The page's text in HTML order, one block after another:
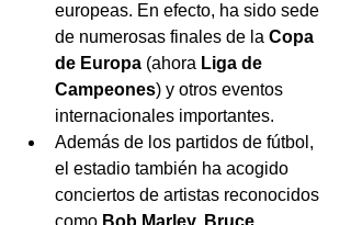
europeas. En efecto, ha sido sede
de numerosas finales de la Copa
de Europa (ahora Liga de
Campeones) y otros eventos
internacionales importantes.
Además de los partidos de fútbol,
el estadio también ha acogido
conciertos de artistas reconocidos
como Bob Marley, Bruce